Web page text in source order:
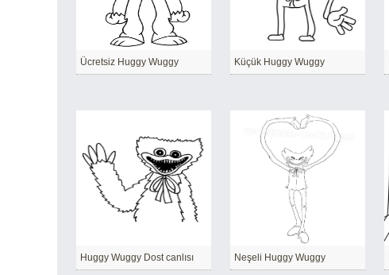
Ücretsiz Huggy Wuggy Küçük Huggy Wuggy
Huggy Wuggy Dost canlısı Neşeli Huggy Wuggy